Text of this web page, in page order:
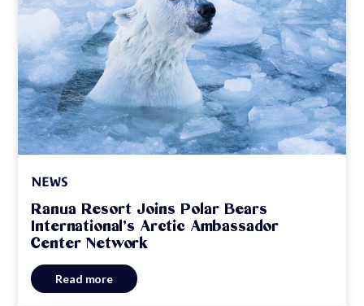
NEWS
Ranua Resort Joins Polar Bears
International’s Arctic Ambassador
Center Network
Read more